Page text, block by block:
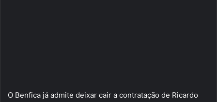
O Benfica já admite deixar cair a contratação de Ricardo